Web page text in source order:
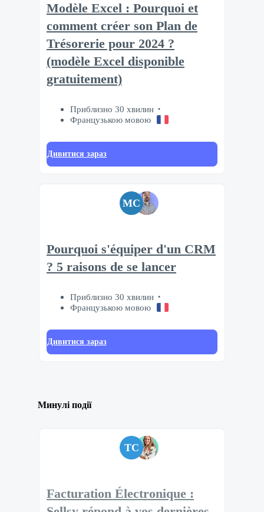
Modèle Excel : Pourquoi et
comment créer son Plan de
Trésorerie pour 2024 ?
(modèle Excel disponible
gratuitement)
Приблизно 30 хвилин
Французькою мовою
Дивитися зараз
MC
Pourquoi s'équiper d'un CRM
? 5 raisons de se lancer
Приблизно 30 хвилин
Французькою мовою
Дивитися зараз
Минулі події
TC
Facturation Électronique :